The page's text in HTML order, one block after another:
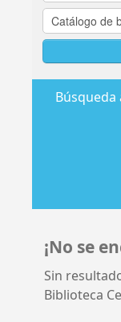
Búsqueda
¡No se
Sin
Biblioteca